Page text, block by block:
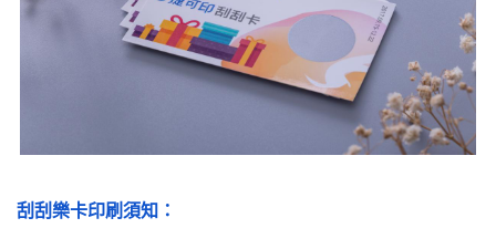
刮刮樂卡印刷須知：